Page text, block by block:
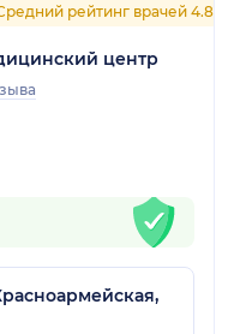
рейтинг врачей 4.8
центр